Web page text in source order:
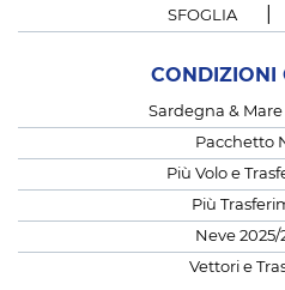
SFOGLIA
CONDIZIONI
Sardegna &
Pacchetto
Più Volo e
Più
Neve 2025/
Vettori e